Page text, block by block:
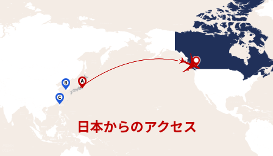
日本からのアクセス